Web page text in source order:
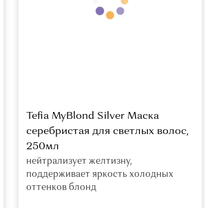
Tefia MyBlond Silver Маска
серебристая для светлых волос,
250мл
нейтрализует желтизну,
поддерживает яркость холодных
оттенков блонд